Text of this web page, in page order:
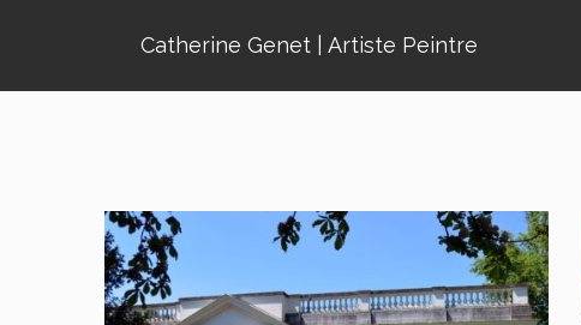
Catherine Genet | Artiste Peintre